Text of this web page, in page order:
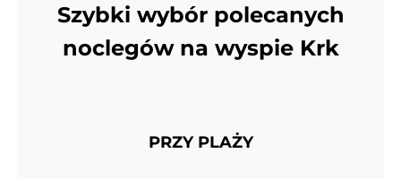
Szybki wybór polecanych
noclegów na wyspie Krk
PRZY PLAŻY